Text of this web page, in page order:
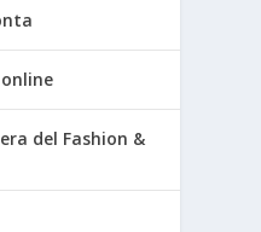
del Fashion &